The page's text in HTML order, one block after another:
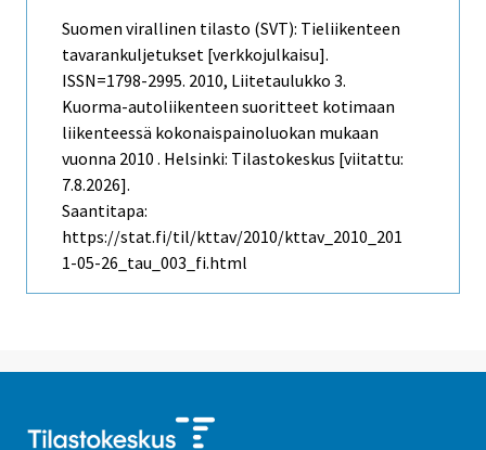
Suomen virallinen tilasto (SVT): Tieliikenteen
tavarankuljetukset [verkkojulkaisu].
ISSN=1798-2995. 2010, Liitetaulukko 3.
Kuorma-autoliikenteen suoritteet kotimaan
liikenteessä kokonaispainoluokan mukaan
vuonna 2010 . Helsinki: Tilastokeskus [viitattu:
7.8.2026].
Saantitapa:
https://stat.fi/til/kttav/2010/kttav_2010_201
1-05-26_tau_003_fi.html